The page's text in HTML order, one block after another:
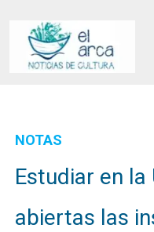
contenido
NOTAS
Estudiar en la
abiertas las